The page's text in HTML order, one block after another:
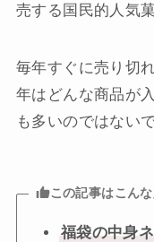
売する国民的人気
毎年すぐに売り切
年はどんな商品が
も多いのではない
この記事はこん
福袋の中身